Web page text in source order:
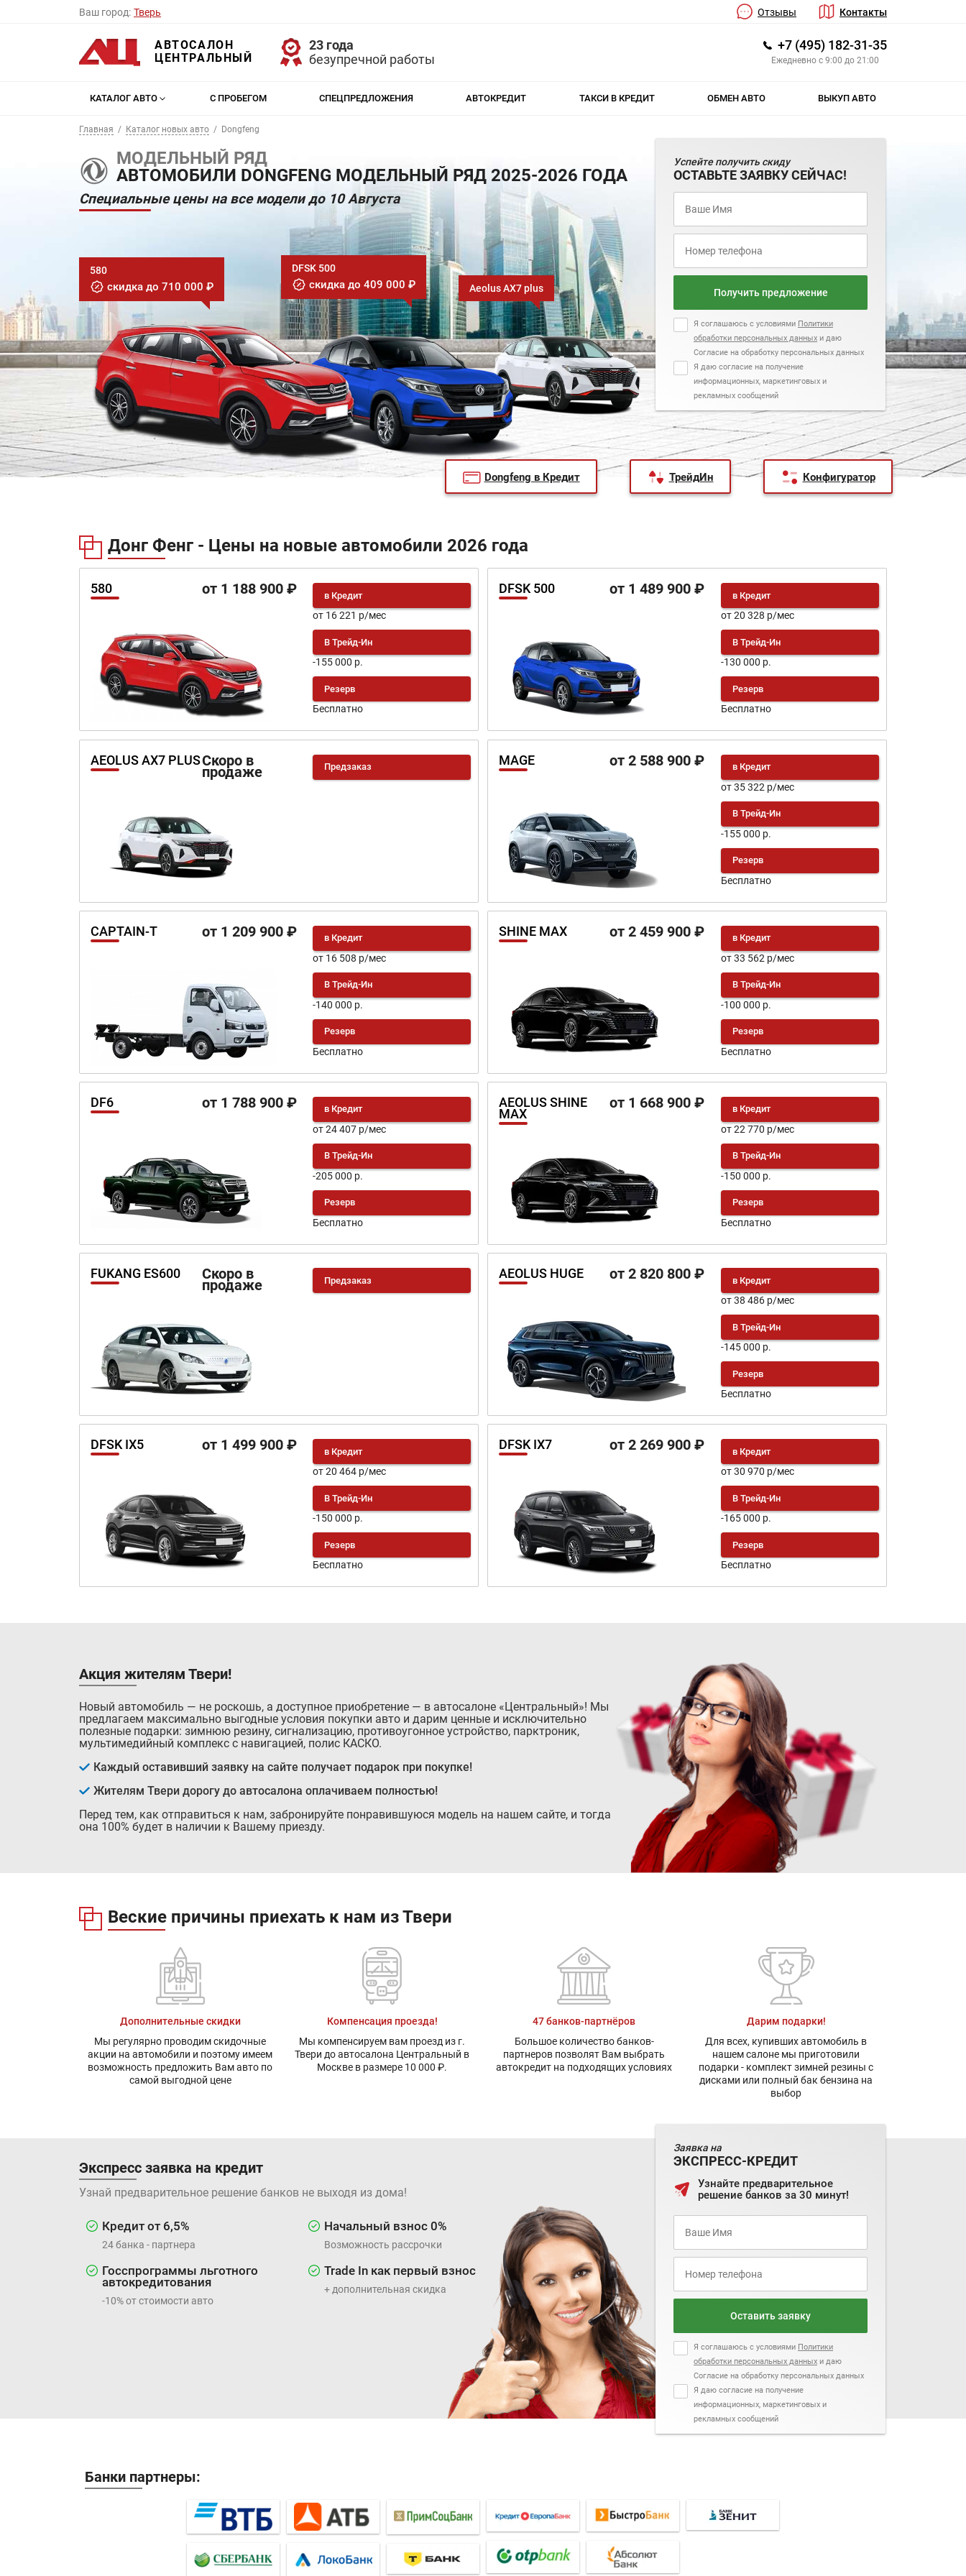
Ваш город: Тверь Отзывы Контакты
АВТОСАЛОН
ЦЕНТРАЛЬНЫЙ
23 года
безупречной работы
+7 (495) 182-31-35
Ежедневно с 9:00 до 21:00
КАТАЛОГ АВТО С ПРОБЕГОМ СПЕЦПРЕДЛОЖЕНИЯ АВТОКРЕДИТ ТАКСИ В КРЕДИТ ОБМЕН АВТО ВЫКУП АВТО
Главная Каталог новых авто Dongfeng
МОДЕЛЬНЫЙ РЯД
АВТОМОБИЛИ DONGFENG МОДЕЛЬНЫЙ РЯД 2025-2026 ГОДА
Специальные цены на все модели до 10 Августа
580
скидка до 710 000 ₽
DFSK 500
скидка до 409 000 ₽ Aeolus AX7 plus
Успейте получить скиду
ОСТАВЬТЕ ЗАЯВКУ СЕЙЧАС!
Получить предложение
Я соглашаюсь с условиями Политики
обработки персональных данных и даю
Согласие на обработку персональных данных
Я даю согласие на получение
информационных, маркетинговых и
рекламных сообщений
Dongfeng в Кредит ТрейдИн Конфигуратор
Донг Фенг - Цены на новые автомобили 2026 года
580 от 1 188 900 ₽ в Кредит
от 16 221 р/мес
В Трейд-Ин
-155 000 р.
Резерв
Бесплатно
DFSK 500 от 1 489 900 ₽ в Кредит
от 20 328 р/мес
В Трейд-Ин
-130 000 р.
Резерв
Бесплатно
AEOLUS AX7 PLUSСкоро в
продаже Предзаказ MAGE от 2 588 900 ₽ в Кредит
от 35 322 р/мес
В Трейд-Ин
-155 000 р.
Резерв
Бесплатно
CAPTAIN-T от 1 209 900 ₽ в Кредит
от 16 508 р/мес
В Трейд-Ин
-140 000 р.
Резерв
Бесплатно
SHINE MAX от 2 459 900 ₽ в Кредит
от 33 562 р/мес
В Трейд-Ин
-100 000 р.
Резерв
Бесплатно
DF6 от 1 788 900 ₽ в Кредит
от 24 407 р/мес
В Трейд-Ин
-205 000 р.
Резерв
Бесплатно
AEOLUS SHINE
MAX
от 1 668 900 ₽ в Кредит
от 22 770 р/мес
В Трейд-Ин
-150 000 р.
Резерв
Бесплатно
FUKANG ES600 Скоро в
продаже Предзаказ AEOLUS HUGE от 2 820 800 ₽ в Кредит
от 38 486 р/мес
В Трейд-Ин
-145 000 р.
Резерв
Бесплатно
DFSK IX5 от 1 499 900 ₽ в Кредит
от 20 464 р/мес
В Трейд-Ин
-150 000 р.
Резерв
Бесплатно
DFSK IX7 от 2 269 900 ₽ в Кредит
от 30 970 р/мес
В Трейд-Ин
-165 000 р.
Резерв
Бесплатно
Акция жителям Твери!
Новый автомобиль — не роскошь, а доступное приобретение — в автосалоне «Центральный»! Мы
предлагаем максимально выгодные условия покупки авто и дарим ценные и исключительно
полезные подарки: зимнюю резину, сигнализацию, противоугонное устройство, парктроник,
мультимедийный комплекс с навигацией, полис КАСКО.
Каждый оставивший заявку на сайте получает подарок при покупке!
Жителям Твери дорогу до автосалона оплачиваем полностью!
Перед тем, как отправиться к нам, забронируйте понравившуюся модель на нашем сайте, и тогда
она 100% будет в наличии к Вашему приезду.
Веские причины приехать к нам из Твери
Дополнительные скидки
Мы регулярно проводим скидочные
акции на автомобили и поэтому имеем
возможность предложить Вам авто по
самой выгодной цене
Компенсация проезда!
Мы компенсируем вам проезд из г.
Твери до автосалона Центральный в
Москве в размере 10 000 ₽.
47 банков-партнёров
Большое количество банков-
партнеров позволят Вам выбрать
автокредит на подходящих условиях
Дарим подарки!
Для всех, купивших автомобиль в
нашем салоне мы приготовили
подарки - комплект зимней резины с
дисками или полный бак бензина на
выбор
Экспресс заявка на кредит
Узнай предварительное решение банков не выходя из дома!
Кредит от 6,5%
24 банка - партнера
Начальный взнос 0%
Возможность рассрочки
Госспрограммы льготного
автокредитования
-10% от стоимости авто
Trade In как первый взнос
+ дополнительная скидка
Заявка на
ЭКСПРЕСС-КРЕДИТ
Узнайте предварительное
решение банков за 30 минут!
Оставить заявку
Я соглашаюсь с условиями Политики
обработки персональных данных и даю
Согласие на обработку персональных данных
Я даю согласие на получение
информационных, маркетинговых и
рекламных сообщений
Банки партнеры: